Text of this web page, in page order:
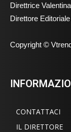
Direttrice
Direttore
Copyright ©
CONTATTACI
IL DIRETTORE